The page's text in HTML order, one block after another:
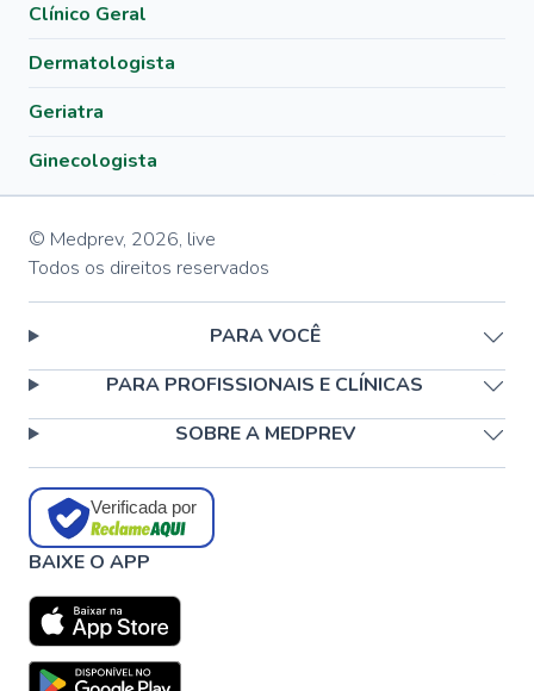
Clínico Geral
Dermatologista
Geriatra
Ginecologista
© Medprev, 2026, live
Todos os direitos reservados
PARA VOCÊ
PARA PROFISSIONAIS E CLÍNICAS
SOBRE A MEDPREV
Verificada por
BAIXE O APP